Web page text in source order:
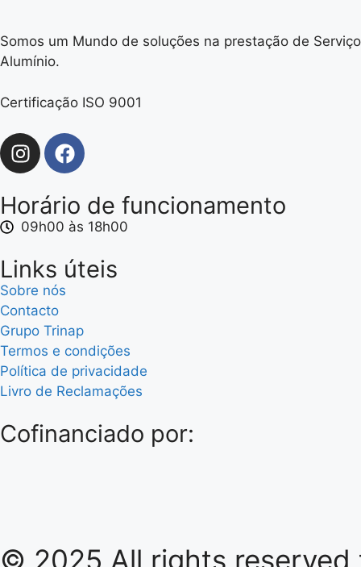
Somos um Mundo de soluções na prestação de
Alumínio.
Certificação ISO 9001
Horário de funcionamento
09h00 às 18h00
Links úteis
Sobre nós
Contacto
Grupo Trinap
Termos e condições
Política de privacidade
Livro de Reclamações
Cofinanciado por:
© 2025 All rights reserved